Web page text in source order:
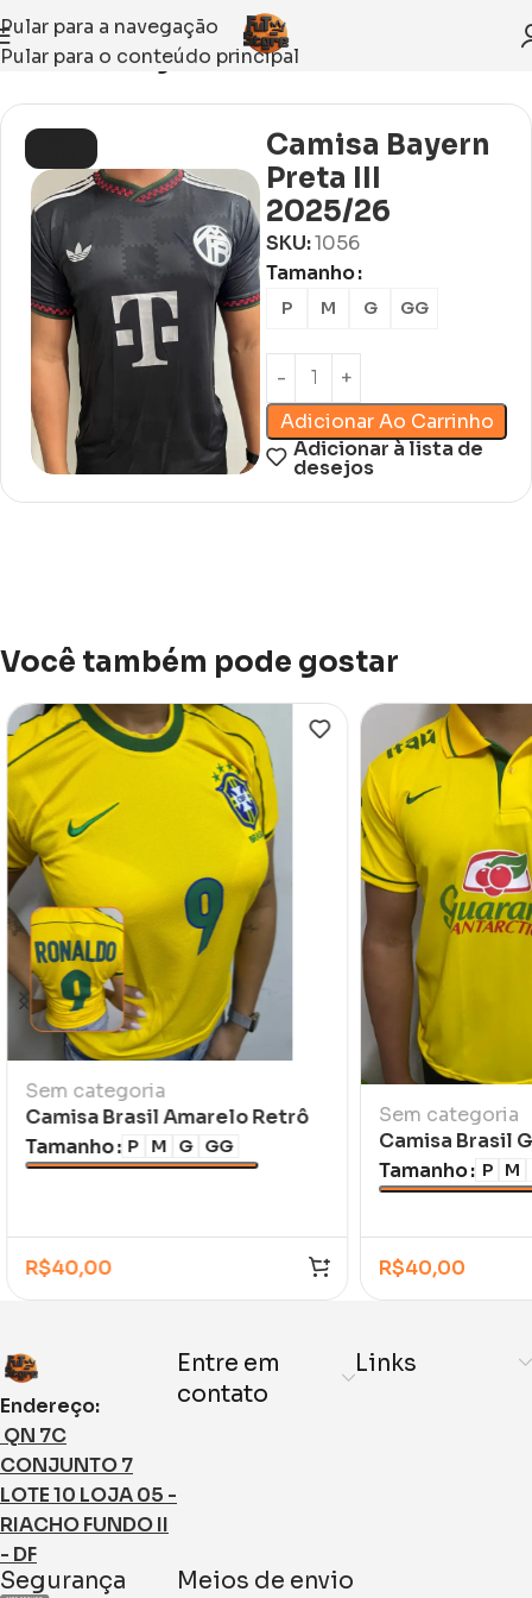
Pular para a navegação
Pular para o conteúdo principal
Início Sem categoria
Camisa Bayern
Preta III
2025/26
SKU:1056
Tamanho
P M G GG
Adicionar Ao Carrinho
Adicionar à lista de
desejos
Você também pode gostar
Sem categoria
Camisa Brasil Amarelo Retrô
Ronaldo 1998/99 Feminina /
Infantil
Tamanho P M G GG
R$40,00
Sem categoria
Camisa Brasil
Amarela
Tamanho P M
R$40,00
Endereço:
QN 7C
CONJUNTO 7
LOTE 10 LOJA 05 -
RIACHO FUNDO II
- DF
Entre em
contato
Links
Segurança Meios de envio